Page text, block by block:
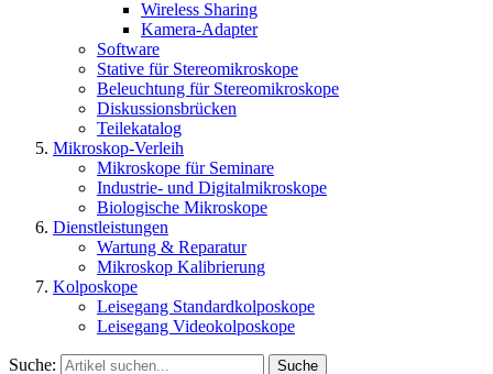
Wireless Sharing
Kamera-Adapter
Software
Stative für Stereomikroskope
Beleuchtung für Stereomikroskope
Diskussionsbrücken
Teilekatalog
Mikroskop-Verleih
Mikroskope für Seminare
Industrie- und Digitalmikroskope
Biologische Mikroskope
Dienstleistungen
Wartung & Reparatur
Mikroskop Kalibrierung
Kolposkope
Leisegang Standardkolposkope
Leisegang Videokolposkope
Suche: Suche